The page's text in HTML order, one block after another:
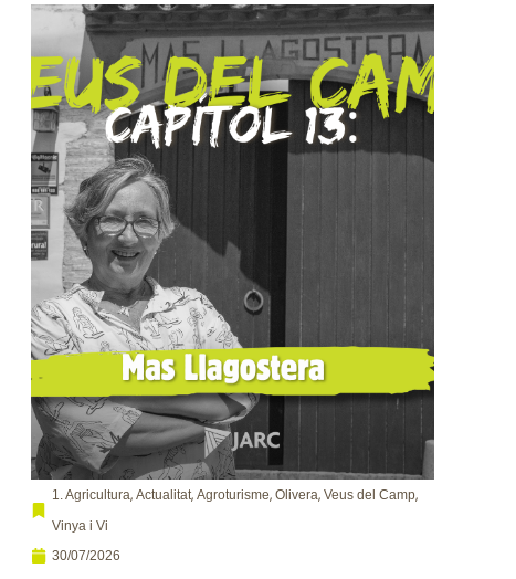
1. Agricultura, Actualitat, Agroturisme, Olivera, Veus del Camp,
Vinya i Vi
30/07/2026